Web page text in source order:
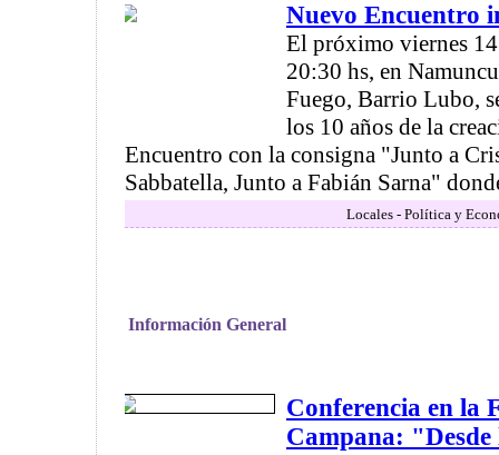
Nuevo Encuentro
El próximo viernes
20:30 hs, en
Fuego, Barrio Lubo,
los 10 años de la
Encuentro con la consigna "Junto a
Sabbatella, Junto a Fabián Sarna"
Locales - Política y
Información General
Conferencia en la
Campana: